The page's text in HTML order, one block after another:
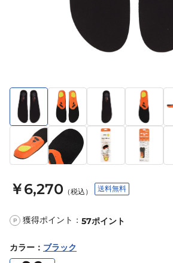
￥6,270 （税込） 送料無料
P 獲得ポイント： 57ポイント
カラー ： ブラック